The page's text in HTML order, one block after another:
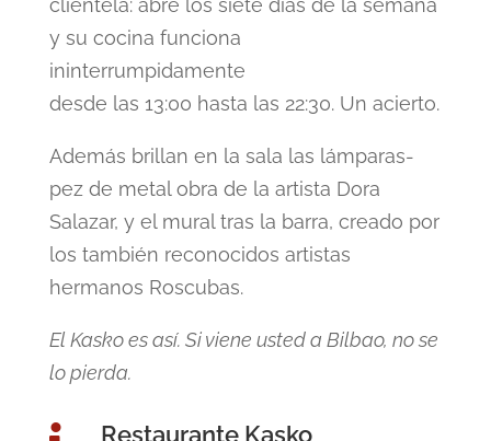
clientela: abre los siete días de la semana
y su cocina funciona
ininterrumpidamente
desde las 13:00 hasta las 22:30. Un acierto.
Además brillan en la sala las lámparas-
pez de metal obra de la artista Dora
Salazar, y el mural tras la barra, creado por
los también reconocidos artistas
hermanos Roscubas.
El Kasko es así. Si viene usted a Bilbao, no se
lo pierda.
Restaurante Kasko